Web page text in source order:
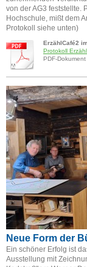
von der AG3 feststellte.
Hochschule, mißt dem
Protokoll siehe unten)
ErzählCafé2
Protokoll
PDF-
Neue Form der
Ein schöner Erfolg ist
Ausstellung mit